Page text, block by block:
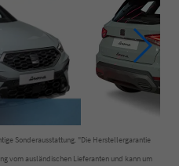
Sonderausstattung. "Die Herstellergarantie
vom ausländischen Lieferanten und kann um